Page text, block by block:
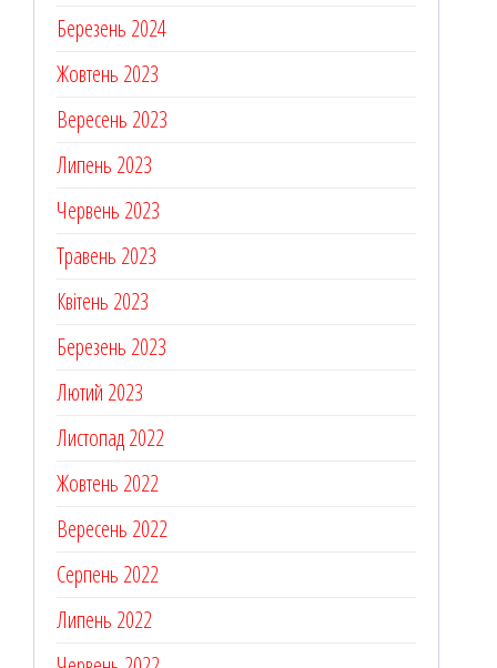
Березень 2024
Жовтень 2023
Вересень 2023
Липень 2023
Червень 2023
Травень 2023
Квітень 2023
Березень 2023
Лютий 2023
Листопад 2022
Жовтень 2022
Вересень 2022
Серпень 2022
Липень 2022